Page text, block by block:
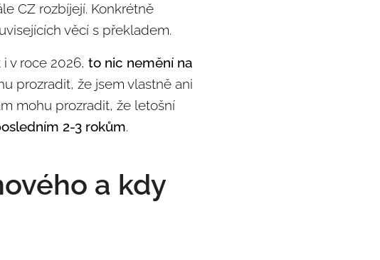
CZ rozbíjejí. Konkrétně
věcí s překladem.
v roce 2026, to nic nemění na
prozradit, že jsem vlastně ani
mohu prozradit, že letošní
2-3 rokům.
a kdy